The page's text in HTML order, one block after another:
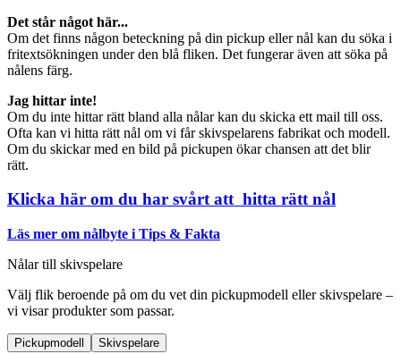
Det står något här...
Om det finns någon beteckning på din pickup eller nål kan du söka i
fritextsökningen under den blå fliken. Det fungerar även att söka på
nålens färg.
Jag hittar inte!
Om du inte hittar rätt bland alla nålar kan du skicka ett mail till oss.
Ofta kan vi hitta rätt nål om vi får skivspelarens fabrikat och modell.
Om du skickar med en bild på pickupen ökar chansen att det blir
rätt.
Klicka här om du har svårt att hitta rätt nål
Läs mer om nålbyte i Tips & Fakta
Nålar till skivspelare
Välj flik beroende på om du vet din pickupmodell eller skivspelare –
vi visar produkter som passar.
Pickupmodell Skivspelare